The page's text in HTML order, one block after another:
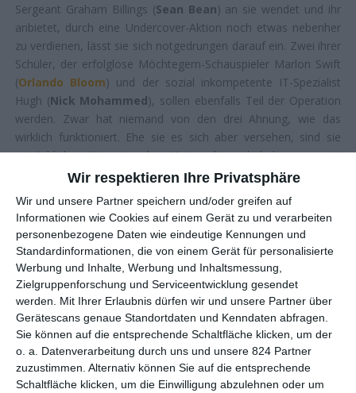
Wir respektieren Ihre Privatsphäre
Wir und unsere Partner speichern und/oder greifen auf
Informationen wie Cookies auf einem Gerät zu und verarbeiten
personenbezogene Daten wie eindeutige Kennungen und
Standardinformationen, die von einem Gerät für personalisierte
Werbung und Inhalte, Werbung und Inhaltsmessung,
Zielgruppenforschung und Serviceentwicklung gesendet
werden.
Mit Ihrer Erlaubnis dürfen wir und unsere Partner über
Gerätescans genaue Standortdaten und Kenndaten abfragen.
Sie können auf die entsprechende Schaltfläche klicken, um der
o. a. Datenverarbeitung durch uns und unsere 824 Partner
zuzustimmen. Alternativ können Sie auf die entsprechende
Schaltfläche klicken, um die Einwilligung abzulehnen oder um
Sergeant Graham Billings (Sean Bean) an sie wendet und ihr
anbietet, durch eine Undercover-Aktion noch etwas nebenher
zu verdienen, lässt sie sich notgedrungen darauf ein. Zwei ihrer
Schüler, der erfolglose Möchtegern-Schauspieler Marlon Swift
(Orlando Bloom) und der sozial inkompetente IT-Spezialist
Hugh (Nick Mohammed), sollen ebenfalls Teil der Operation
werden. Zwar hat niemand von den drei Ahnung, wie das
wirklich funktioniert. Ehe sie es sich aber versehen, sind sie
tatsächlich mitten in der Unterwelt und haben es mit
gefährlichen Gangs zu tun …
STARBESETZTE ACTIONKOMÖDIE
So richtig produktiv ist die Filmsparte beiAmazon Prime
Videoja nicht, die Zahl der Neuerscheinungen ist meist
überschaubar. Immerhin: Wenn der Streamingdienst tatsächlich
mal etwas in Auftrag gibt, finden sich schon immer wieder
bekannte Leute im Ensemble. So wimmelte es in der
ThrillerkomödieNur noch ein kleiner Gefallenüber eine
Hochzeit mit Todesfolge vor Stars. Und auch bei
Coverdarf sich das Publikum auf eine Reihe vertrauter